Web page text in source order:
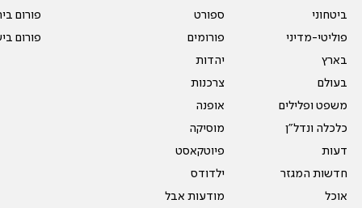
ביטחוני
פוליטי-מדיני
בארץ
בעולם
משפט ופלילים
כלכלה ונדל"ן
דעות
חדשות המגזר
אוכל
ספורט
פורומים
יהדות
צרכנות
אופנה
מוסיקה
פיוטקאסט
ילדודס
מודעות אבל
פורום
פורום